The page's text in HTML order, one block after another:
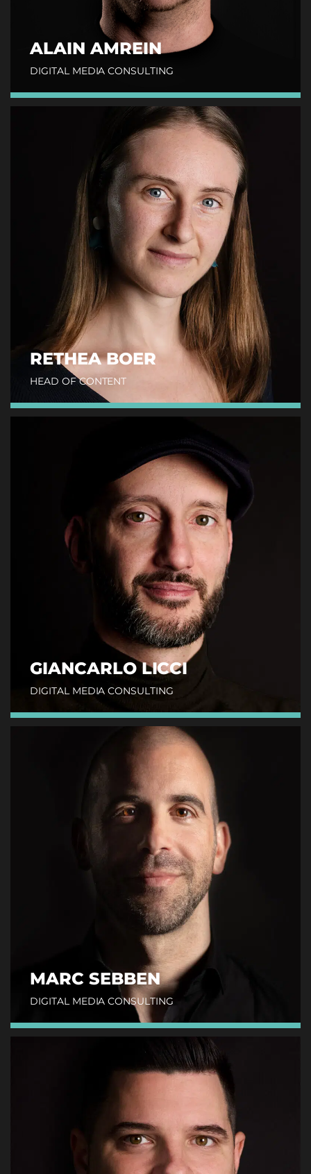
ALAIN AMREIN
DIGITAL MEDIA CONSULTING
RETHEA BOER
HEAD OF CONTENT
GIANCARLO LICCI
DIGITAL MEDIA CONSULTING
MARC SEBBEN
DIGITAL MEDIA CONSULTING